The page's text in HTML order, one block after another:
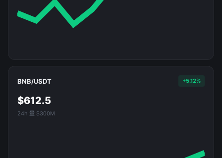
BNB/USDT +5.12%
$612.5
24h 量 $300M